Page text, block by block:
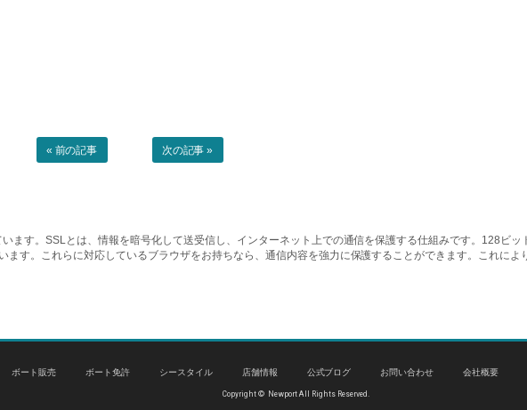
« 前の記事 次の記事 »
ます。SSLとは、情報を暗号化して送受信し、インターネット上での通信を保護する仕組みです。128ビ
ます。これらに対応しているブラウザをお持ちなら、通信内容を強力に保護することができます。これに
ボート販売 ボート免許 シースタイル 店舗情報 公式ブログ お問い合わせ 会社概要
Copyright © Newport All Rights Reserved.